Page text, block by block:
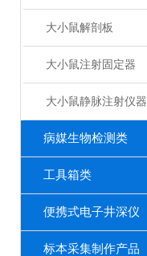
大小鼠解剖板
大小鼠注射固定器
大小鼠静脉注射仪器
病媒生物检测类
工具箱类
便携式电子井深仪
标本采集制作产品